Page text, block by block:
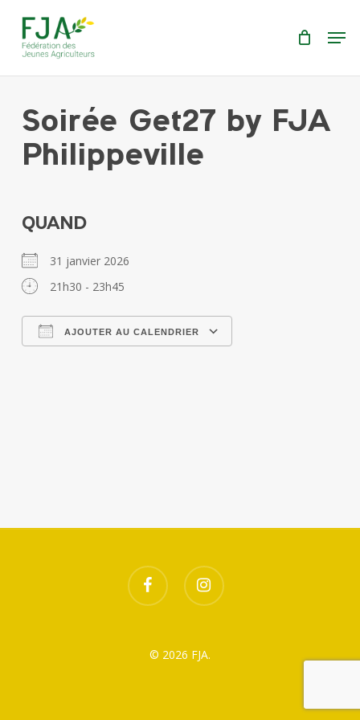
main
content
Soirée Get27 by FJA
Philippeville
QUAND
31 janvier 2026
21h30 - 23h45
AJOUTER AU CALENDRIER
facebook instagram
© 2026 FJA.